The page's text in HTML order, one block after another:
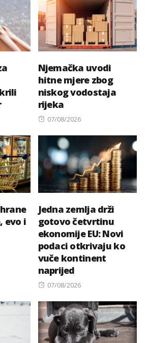
Njemačka uvodi
hitne mjere zbog
niskog vodostaja
rijeka
Posted
07/08/2026
evo i
Jedna zemlja drži
gotovo četvrtinu
ekonomije EU: Novi
podaci otkrivaju ko
vuče kontinent
naprijed
Posted
07/08/2026